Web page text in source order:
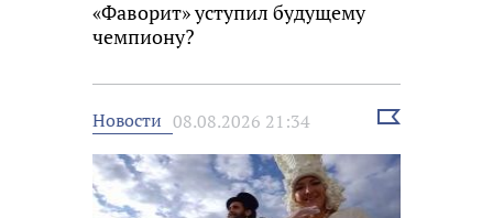
«Фаворит» уступил будущему
чемпиону?
Новости 08.08.2026 21:34
Выбрать